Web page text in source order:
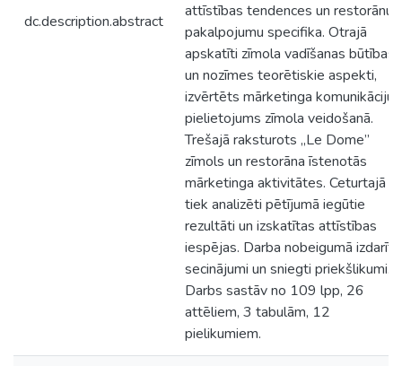
dc.description.abstract
attīstības tendences un restorānu
pakalpojumu specifika. Otrajā
apskatīti zīmola vadīšanas būtības
un nozīmes teorētiskie aspekti,
izvērtēts mārketinga komunikāciju
pielietojums zīmola veidošanā.
Trešajā raksturots „Le Dome”
zīmols un restorāna īstenotās
mārketinga aktivitātes. Ceturtajā
tiek analizēti pētījumā iegūtie
rezultāti un izskatītas attīstības
iespējas. Darba nobeigumā izdarīti
secinājumi un sniegti priekšlikumi.
Darbs sastāv no 109 lpp, 26
attēliem, 3 tabulām, 12
pielikumiem.